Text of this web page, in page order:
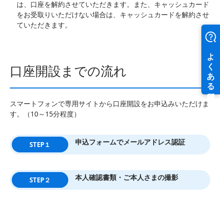
は、口座を解約させていただきます。また、キャッシュカード
をお受取りいただけない場合は、キャッシュカードを解約させ
ていただきます。
口座開設までの流れ
スマートフォンで専用サイトから口座開設をお申込みいただけま
す。（10～15分程度）
STEP１ 申込フォームでメールアドレス認証
STEP２ 本人確認書類・ご本人さまの撮影